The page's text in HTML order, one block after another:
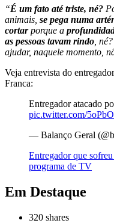
“É um fato até triste, né?
animais, se pega numa
cortarporque a
as pessoas tavam rindo , né?
ajudar, naquele momento,
Veja entrevista do
Franca:
Entregador atacado
pic.twitter.com/
— Balanço Geral
Entregador que
programa de TV
Em Destaque
320 shares